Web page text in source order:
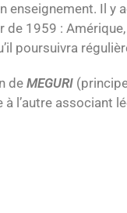
Il y
de 1959 :
poursuivra
deMEGURI
l’autre associant